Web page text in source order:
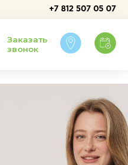
+7 812 507 05 07
Заказать
звонок